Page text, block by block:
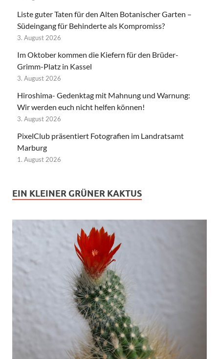
Liste guter Taten für den Alten Botanischer Garten –
Südeingang für Behinderte als Kompromiss?
3. August 2026
Im Oktober kommen die Kiefern für den Brüder-
Grimm-Platz in Kassel
3. August 2026
Hiroshima- Gedenktag mit Mahnung und Warnung:
Wir werden euch nicht helfen können!
3. August 2026
PixelClub präsentiert Fotografien im Landratsamt
Marburg
1. August 2026
EIN KLEINER GRÜNER KAKTUS